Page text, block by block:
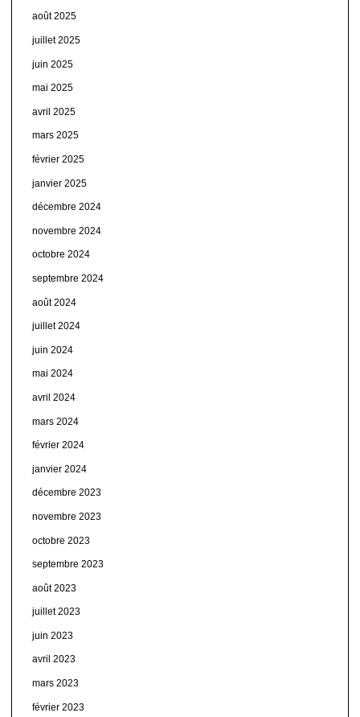
août 2025
juillet 2025
juin 2025
mai 2025
avril 2025
mars 2025
février 2025
janvier 2025
décembre 2024
novembre 2024
octobre 2024
septembre 2024
août 2024
juillet 2024
juin 2024
mai 2024
avril 2024
mars 2024
février 2024
janvier 2024
décembre 2023
novembre 2023
octobre 2023
septembre 2023
août 2023
juillet 2023
juin 2023
avril 2023
mars 2023
février 2023